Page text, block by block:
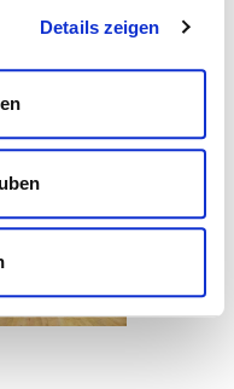
Details zeigen